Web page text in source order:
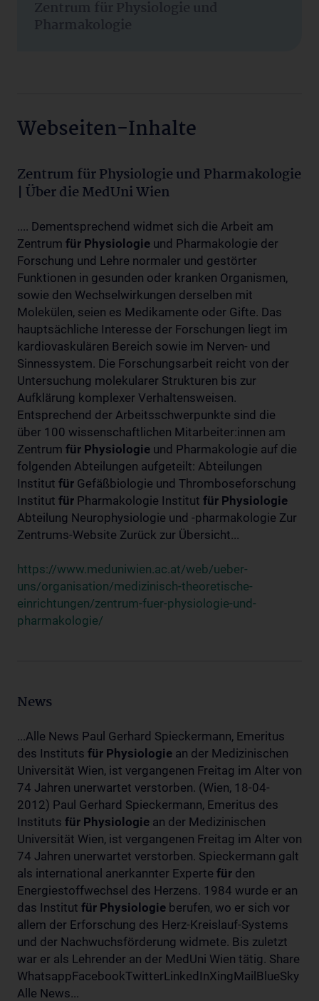
Zentrum für Physiologie und
Pharmakologie
Webseiten-Inhalte
Zentrum für Physiologie und Pharmakologie
| Über die MedUni Wien
.... Dementsprechend widmet sich die Arbeit am
Zentrum für Physiologie und Pharmakologie der
Forschung und Lehre normaler und gestörter
Funktionen in gesunden oder kranken Organismen,
sowie den Wechselwirkungen derselben mit
Molekülen, seien es Medikamente oder Gifte. Das
hauptsächliche Interesse der Forschungen liegt im
kardiovaskulären Bereich sowie im Nerven- und
Sinnessystem. Die Forschungsarbeit reicht von der
Untersuchung molekularer Strukturen bis zur
Aufklärung komplexer Verhaltensweisen.
Entsprechend der Arbeitsschwerpunkte sind die
über 100 wissenschaftlichen Mitarbeiter:innen am
Zentrum für Physiologie und Pharmakologie auf die
folgenden Abteilungen aufgeteilt: Abteilungen
Institut für Gefäßbiologie und Thromboseforschung
Institut für Pharmakologie Institut für Physiologie
Abteilung Neurophysiologie und -pharmakologie Zur
Zentrums-Website Zurück zur Übersicht...
https://www.meduniwien.ac.at/web/ueber-
uns/organisation/medizinisch-theoretische-
einrichtungen/zentrum-fuer-physiologie-und-
pharmakologie/
News
...Alle News Paul Gerhard Spieckermann, Emeritus
des Instituts für Physiologie an der Medizinischen
Universität Wien, ist vergangenen Freitag im Alter von
74 Jahren unerwartet verstorben. (Wien, 18-04-
2012) Paul Gerhard Spieckermann, Emeritus des
Instituts für Physiologie an der Medizinischen
Universität Wien, ist vergangenen Freitag im Alter von
74 Jahren unerwartet verstorben. Spieckermann galt
als international anerkannter Experte für den
Energiestoffwechsel des Herzens. 1984 wurde er an
das Institut für Physiologie berufen, wo er sich vor
allem der Erforschung des Herz-Kreislauf-Systems
und der Nachwuchsförderung widmete. Bis zuletzt
war er als Lehrender an der MedUni Wien tätig. Share
WhatsappFacebookTwitterLinkedInXingMailBlueSky
Alle News...